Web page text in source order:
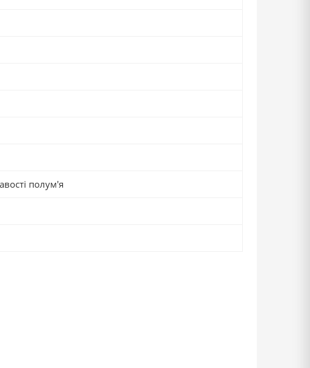
полум'я